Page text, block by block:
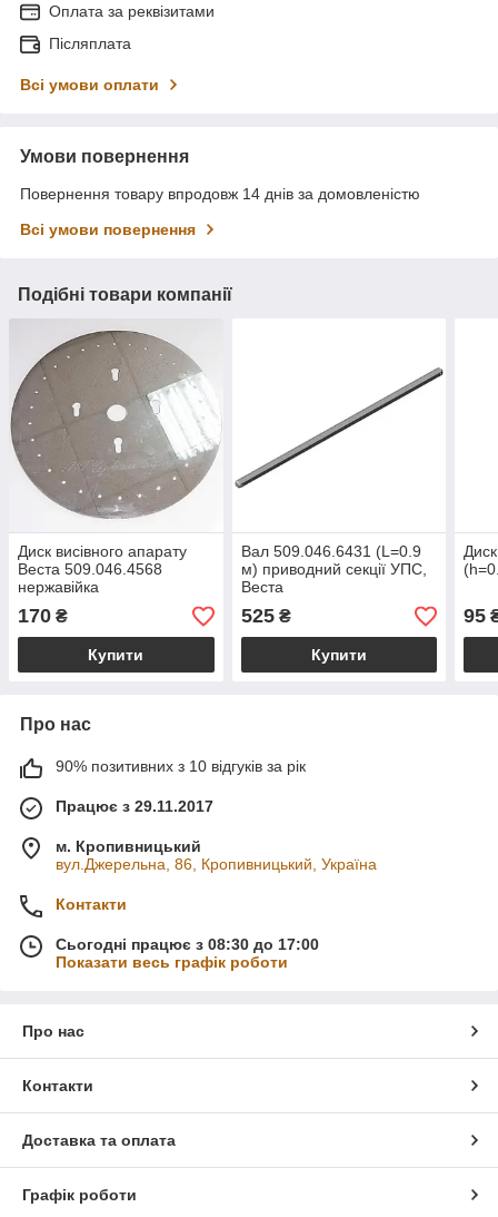
Оплата за реквізитами
Післяплата
Всі умови оплати
Умови повернення
Повернення товару впродовж 14 днів за домовленістю
Всі умови повернення
Подібні товари компанії
Диск висівного апарату
Веста 509.046.4568
нержавійка
170 ₴
Купити
Вал 509.046.6431 (L=0.9
м) приводний секції УПС,
Веста
525₴
Купити
95
Про нас
90% позитивних з 10 відгуків за рік
Працює з 29.11.2017
м. Кропивницький
вул.Джерельна, 86, Кропивницький, Україна
Контакти
Сьогодні працює з 08:30 до 17:00
Показати весь графік роботи
Про нас
Контакти
Доставка та оплата
Графік роботи